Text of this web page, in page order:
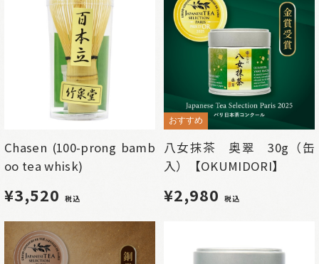
Chasen (100-prong bamb
oo tea whisk)
¥3,520 税込
おすすめ
八女抹茶 奥翠 30g（缶
入）【OKUMIDORI】
¥2,980 税込